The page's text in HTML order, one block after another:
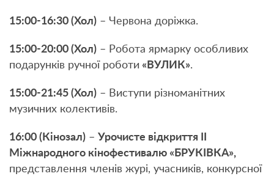
15:00-16:30 (Хол) – Червона доріжка.
15:00-20:00 (Хол) – Робота ярмарку особливих
подарунків ручної роботи «ВУЛИК».
15:00-21:45 (Хол) – Виступи різноманітних
музичних колективів.
16:00 (Кінозал) – Урочисте відкриття ІІ
Міжнародного кінофестивалю «БРУКІВКА»,
представлення членів журі, учасників, конкурсної